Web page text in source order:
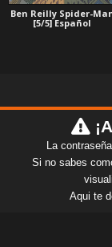
Ben Reilly Spider-
[5/5] Español
La
Si no sabes
Aqui te